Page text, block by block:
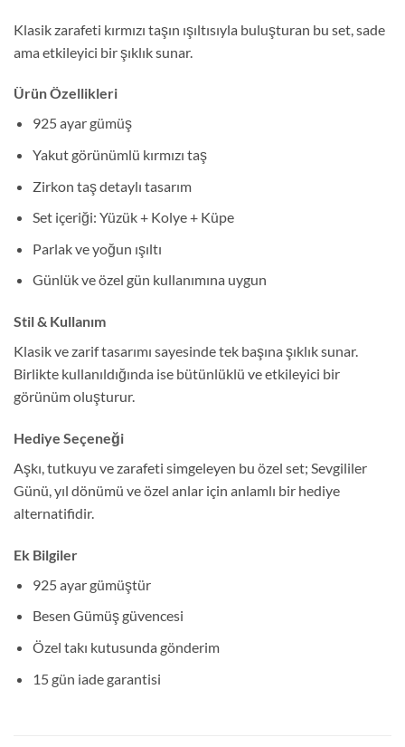
Klasik zarafeti kırmızı taşın ışıltısıyla buluşturan bu set, sade
ama etkileyici bir şıklık sunar.
Ürün Özellikleri
925 ayar gümüş
Yakut görünümlü kırmızı taş
Zirkon taş detaylı tasarım
Set içeriği: Yüzük + Kolye + Küpe
Parlak ve yoğun ışıltı
Günlük ve özel gün kullanımına uygun
Stil & Kullanım
Klasik ve zarif tasarımı sayesinde tek başına şıklık sunar.
Birlikte kullanıldığında ise bütünlüklü ve etkileyici bir
görünüm oluşturur.
Hediye Seçeneği
Aşkı, tutkuyu ve zarafeti simgeleyen bu özel set; Sevgililer
Günü, yıl dönümü ve özel anlar için anlamlı bir hediye
alternatifidir.
Ek Bilgiler
925 ayar gümüştür
Besen Gümüş güvencesi
Özel takı kutusunda gönderim
15 gün iade garantisi